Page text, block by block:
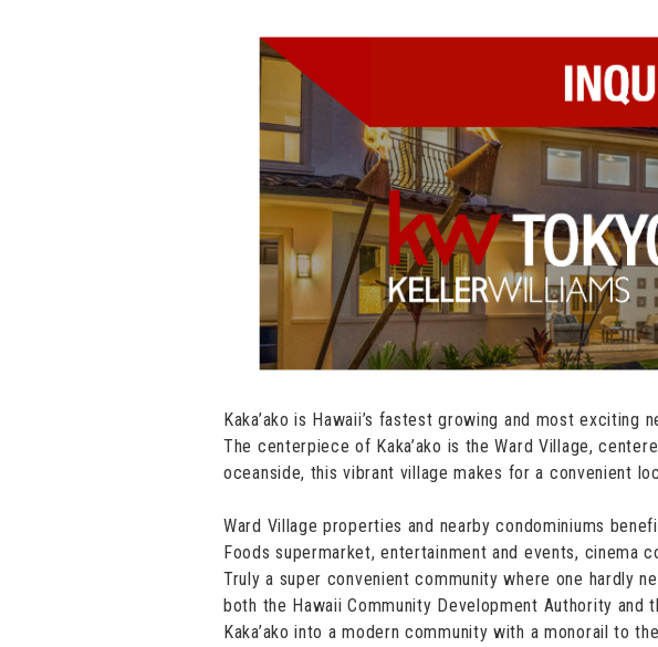
Kaka’ako is Hawaii’s fastest growing and most
The centerpiece of Kaka’ako is the Ward Village,
oceanside, this vibrant village makes for a convenient
Ward Village properties and nearby condominiums
Foods supermarket, entertainment and events, cinema
Truly a super convenient community where one hardly
both the Hawaii Community Development Authority
Kaka’ako into a modern community with a monorail to